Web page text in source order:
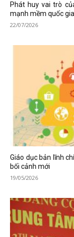
Phát huy vai trò
mạnh mềm quốc gia
22/07/2026
Giáo dục bản lĩnh
bối cảnh mới
19/05/2026